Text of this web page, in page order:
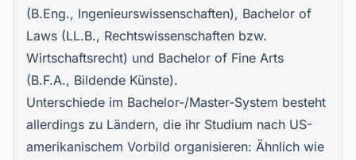
(B.Eng., Ingenieurswissenschaften), Bachelor of
Laws (LL.B., Rechtswissenschaften bzw.
Wirtschaftsrecht) und Bachelor of Fine Arts
(B.F.A., Bildende Künste).
Unterschiede im Bachelor-/Master-System besteht
allerdings zu Ländern, die ihr Studium nach US-
amerikanischem Vorbild organisieren: Ähnlich wie